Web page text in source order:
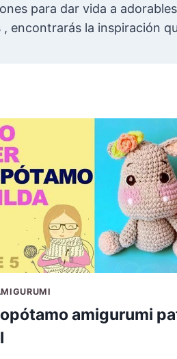
para dar vida a
encontrarás la inspiración
amigurumi